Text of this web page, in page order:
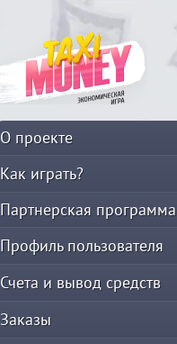
О проекте
Как играть?
Партнерская программа
Профиль пользователя
Счета и вывод средств
Заказы